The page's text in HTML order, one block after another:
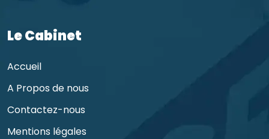
Le Cabinet
Accueil
A Propos de nous
Contactez-nous
Mentions légales